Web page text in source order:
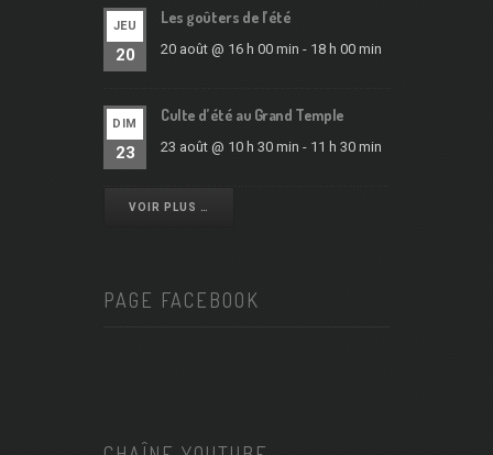
JEU
20
Les goûters de l’été
20 août @ 16 h 00 min - 18 h 00 min
DIM
23
Culte d’été au Grand Temple
23 août @ 10 h 30 min - 11 h 30 min
VOIR PLUS …
PAGE FACEBOOK